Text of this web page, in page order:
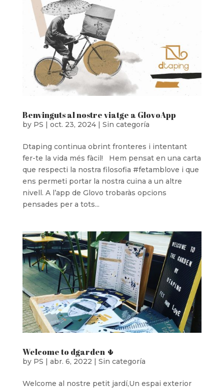
Benvinguts al nostre viatge a GlovoApp
by PS oct. 23, 2024| Sin categoría
Dtaping continua obrint fronteres i intentant
fer-te la vida més fàcil! Hem pensat en una carta
que respecti la nostra filosofia #fetamblove i que
ens permeti portar la nostra cuina a un altre
nivell. A l’app de Glovo trobaràs opcions
pensades per a tots...
Welcome to dgarden 🌵
by PS | abr. 6, 2022 | Sin categoría
Welcome al nostre petit jardí,Un espai exterior
¡Bienvenid@s a dtaping!
Ya puedes reservar tu mesa en dtaping y
descubrir todo lo que hemos preparado para ti.
Prepárate para una experiencia única en nuestro
local… Donde nuestro equipo de profesionales
te espera con la mejor a las sonrisas, para que
disfrutes como nunca de una propuesta gastro
los gustos y sobre todo muy buen ambiente.
RESERVA AHORA